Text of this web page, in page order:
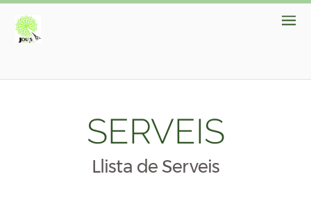
SERVEIS
Llista de Serveis